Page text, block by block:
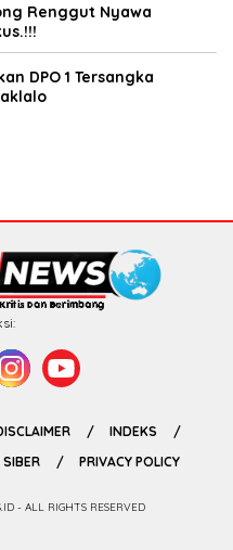
Renggut Nyawa
DPO 1 Tersangka
INDEKS
PRIVACY POLICY
- ALL RIGHTS RESERVED